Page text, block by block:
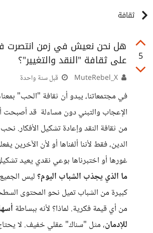
ثقافة
5
هل نحن نعيش في زمن انتصرت
على ثقافة "النقد والتغيير"؟
قبل سنة واحدة
في مجتمعاتنا، يبدو أن ثقافة "الحب"
الإعجاب والتبني دون مساءلة قد أصبحت
من ثقافة النقد وإعادة تشكيل الأفكار. نحب
الدين، فقط لأننا ألفناها أو لأن الآخرين
غورها أو اختبرناها بوعي نقدي يعيد
ما الذي يجذب الشباب اليوم؟ليس
كبيرة من الشباب تميل نحو المحتوى
من أي قيمة فكرية. لماذا؟ لأنه ببساطة
للإدمان، مثل "سناك" عقلي خفيف. لا